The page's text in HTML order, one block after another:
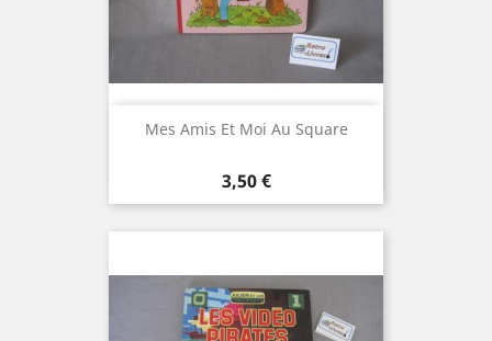
Mes Amis Et Moi Au Square
Prix
3,50 €